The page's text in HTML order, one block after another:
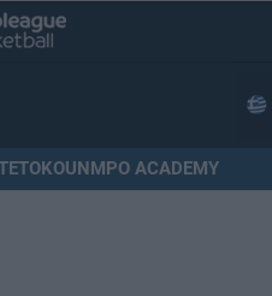
ACADEMY